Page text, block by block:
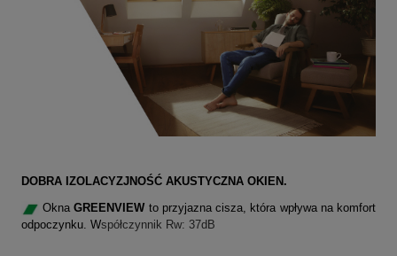
DOBRA IZOLACYZJNOŚĆ AKUSTYCZNA OKIEN.
OknaGREENVIEW to przyjazna cisza, która wpływa na komfort
odpoczynku. Współczynnik Rw: 37dB